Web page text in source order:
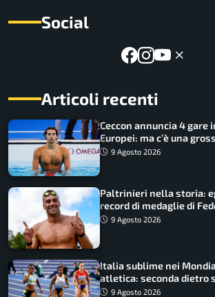
Social
Articoli recenti
Ceccon annuncia 4 gare
Europei: ma c’è una
9 Agosto 2026
Paltrinieri nella storia:
record di medaglie di
9 Agosto 2026
Italia sublime nei
atletica: seconda dietro
medagliere
9 Agosto 2026